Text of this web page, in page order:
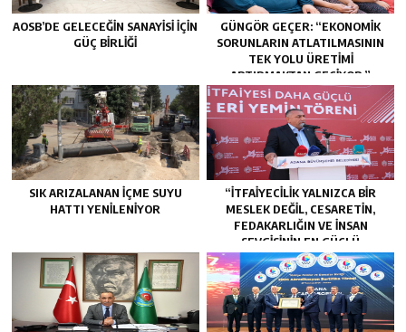
AOSB’DE GELECEĞIN SANAYISI İÇIN
GÜÇ BIRLIĞI
GÜNGÖR GEÇER: “EKONOMIK
SORUNLARIN ATLATILMASININ
TEK YOLU ÜRETIMI
ARTIRMAKTAN GEÇIYOR.”
SIK ARIZALANAN IÇME SUYU
HATTI YENILENIYOR
“İTFAIYECILIK YALNIZCA BIR
MESLEK DEĞIL, CESARETIN,
FEDAKARLIĞIN VE INSAN
SEVGISININ EN GÜÇLÜ
TEMSILIDIR.”